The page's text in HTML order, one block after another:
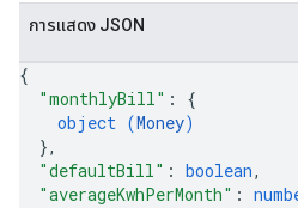
การแสดง JSON
{
"monthlyBill" : {
object (Money)
},
"defaultBill" : boolean,
"averageKwhPerMonth" :